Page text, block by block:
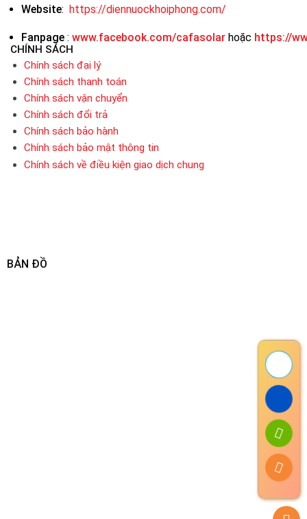
Website: https://diennuockhoiphong.com/
Fanpage : www.facebook.com/cafasolarhoặc https://
CHÍNH SÁCH
Chính sách đại lý
Chính sách thanh toán
Chính sách vận chuyển
Chính sách đổi trả
Chính sách bảo hành
Chính sách bảo mật thông tin
Chính sách về điều kiện giao dịch chung
BẢN ĐỒ